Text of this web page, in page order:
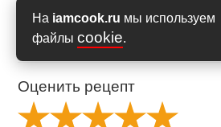
На iamcook.ru мы используем
файлы cookie.
Оценить рецепт